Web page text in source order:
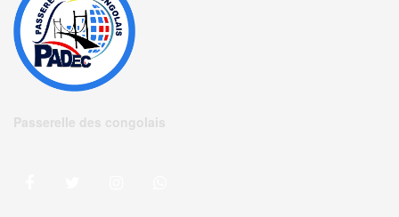
Passerelle des congolais